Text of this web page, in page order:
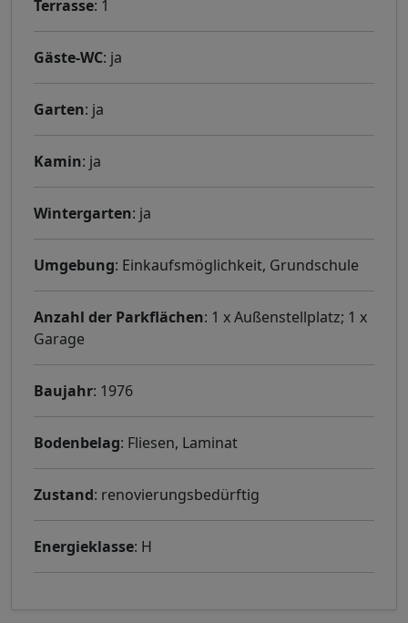
Terrasse: 1
Gäste-WC: ja
Garten: ja
Kamin: ja
Wintergarten: ja
Umgebung: Einkaufsmöglichkeit, Grundschule
Anzahl der Parkflächen: 1 x Außenstellplatz; 1 x
Garage
Baujahr: 1976
Bodenbelag: Fliesen, Laminat
Zustand: renovierungsbedürftig
Energieklasse: H